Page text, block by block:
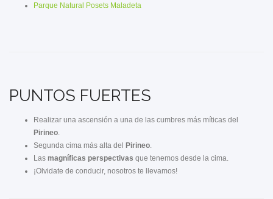
Parque Natural Posets Maladeta
PUNTOS FUERTES
Realizar una ascensión a una de las cumbres más míticas del
Pirineo
Segunda cima más alta del Pirineo
Las magníficas perspectivas que tenemos desde la cima.
¡Olvidate de conducir, nosotros te llevamos!